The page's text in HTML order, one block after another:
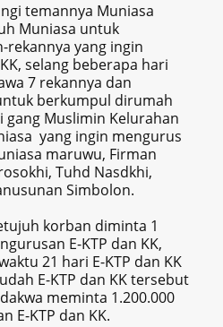
temannya Muniasa
Muniasa untuk
rekannya yang ingin
selang beberapa hari
7 rekannya dan
berkumpul dirumah
gang Muslimin Kelurahan
yang ingin mengurus
maruwu, Firman
Tuhd Nasdkhi,
Simbolon.
korban diminta 1
E-KTP dan KK,
21 hari E-KTP dan KK
E-KTP dan KK tersebut
meminta 1.200.000
E-KTP dan KK.